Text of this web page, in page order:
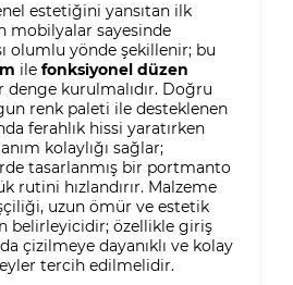
estetiğini yansıtan ilk
mobilyalar sayesinde
olumlu yönde şekillenir; bu
ile fonksiyonel düzen
denge kurulmalıdır. Doğru
renk paleti ile desteklenen
ferahlık hissi yaratırken
kolaylığı sağlar;
tasarlanmış bir portmanto
rutini hızlandırır. Malzeme
uzun ömür ve estetik
belirleyicidir; özellikle giriş
çizilmeye dayanıklı ve kolay
tercih edilmelidir.